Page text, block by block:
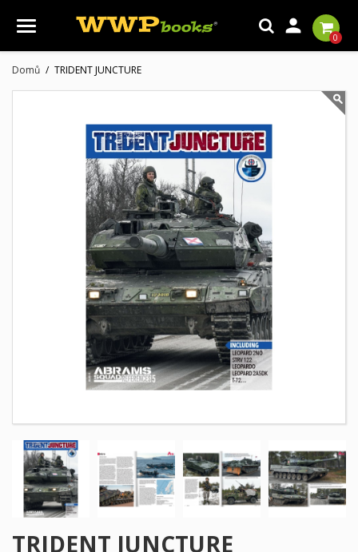

0
Domů TRIDENT JUNCTURE
TRIDENT JUNCTURE